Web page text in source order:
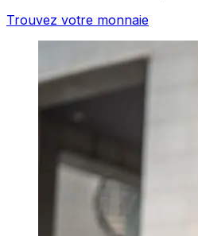
Trouvez votre monnaie